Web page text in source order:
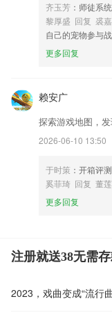
齐玉芳 ：师徒系
黎厚盛 回复 裘
自己的宠物参与战
更多回复
赖安广
探索游戏地图，
2026-06-10 13:50
于时策 ：开箱评
奚菲琦 回复 董
更多回复
注册就送38无需
2023，戏曲变成“流行